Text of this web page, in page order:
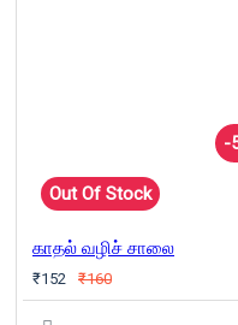
-
Out Of Stock
காதல் வழிச் சாலை
₹152 ₹160